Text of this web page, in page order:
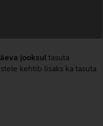
jooksul tasuta
kehtib lisaks ka tasuta